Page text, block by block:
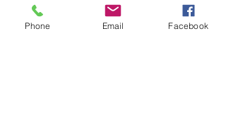
Phone Email Facebook